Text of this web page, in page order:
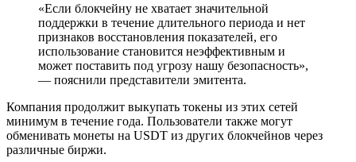
«Если блокчейну не хватает значительной
поддержки в течение длительного периода и нет
признаков восстановления показателей, его
использование становится неэффективным и
может поставить под угрозу нашу безопасность»,
— пояснили представители эмитента.
Компания продолжит выкупать токены из этих сетей
минимум в течение года. Пользователи также могут
обменивать монеты на USDT из других блокчейнов через
различные биржи.